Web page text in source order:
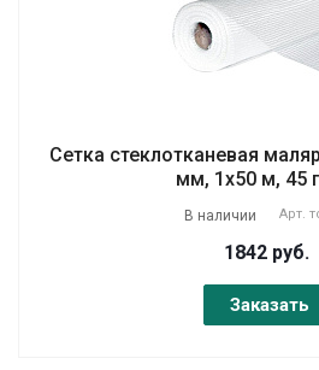
Сетка стеклотканевая
мм, 1х50 м, 45
В наличии Арт.
1842 руб.
Заказать